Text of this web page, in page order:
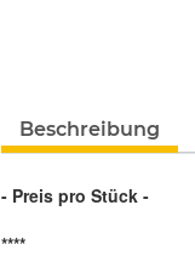
Beschreibung
- Preis pro Stück -
****